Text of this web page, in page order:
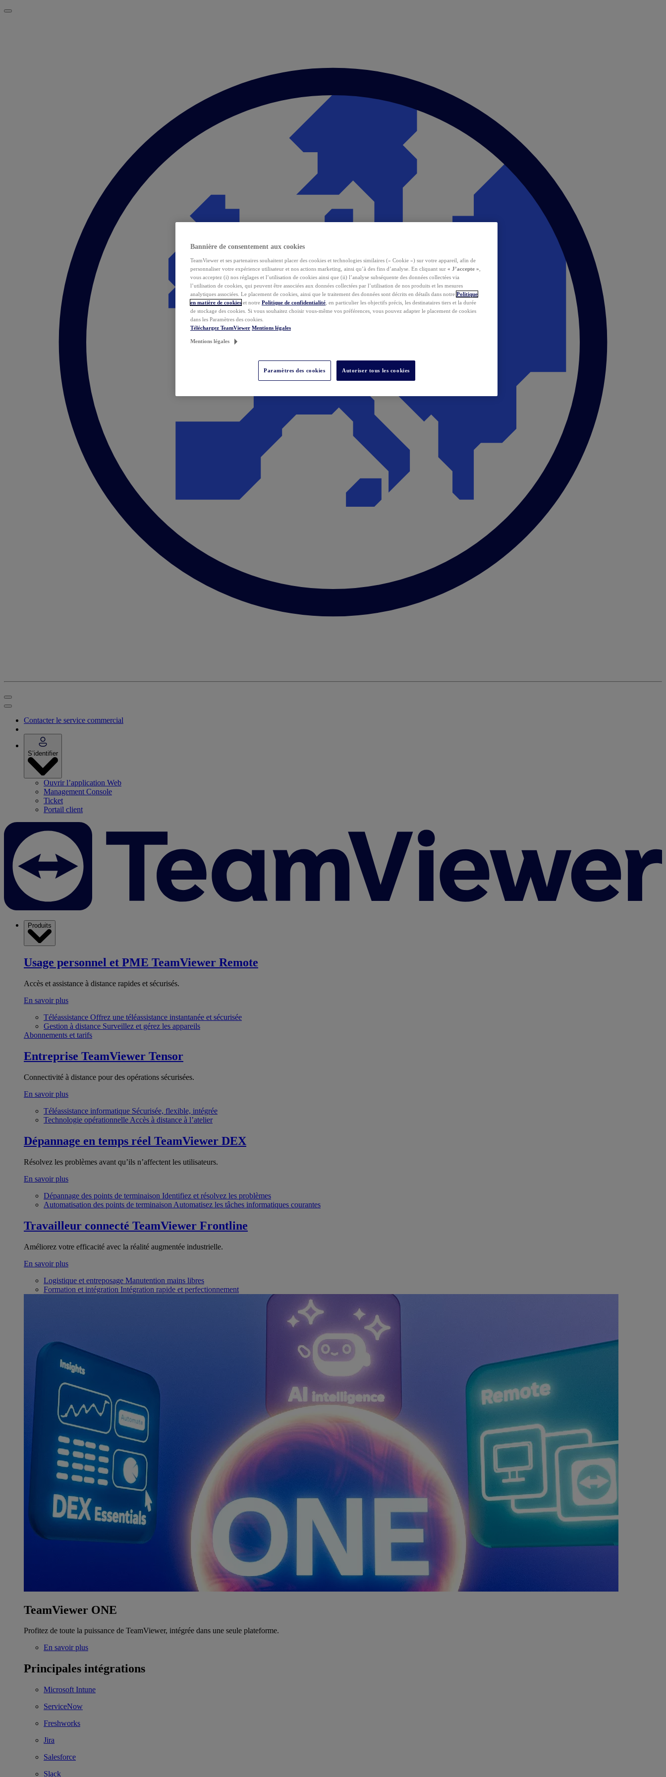
Contacter le service commercial
S’identifier
Ouvrir l’application Web
Management Console
Ticket
Portail client
Produits
Usage personnel et PME TeamViewer Remote
Accès et assistance à distance rapides et sécurisés.
En savoir plus
Téléassistance Offrez une téléassistance instantanée et sécurisée
Gestion à distance Surveillez et gérez les appareils
Abonnements et tarifs
Entreprise TeamViewer Tensor
Connectivité à distance pour des opérations sécurisées.
En savoir plus
Téléassistance informatique Sécurisée, flexible, intégrée
Technologie opérationnelle Accès à distance à l’atelier
Dépannage en temps réel TeamViewer DEX
Résolvez les problèmes avant qu’ils n’affectent les utilisateurs.
En savoir plus
Dépannage des points de terminaison Identifiez et résolvez les problèmes
Automatisation des points de terminaison Automatisez les tâches informatiques courantes
Travailleur connecté TeamViewer Frontline
Améliorez votre efficacité avec la réalité augmentée industrielle.
En savoir plus
Logistique et entreposage Manutention mains libres
Formation et intégration Intégration rapide et perfectionnement
TeamViewer ONE
Profitez de toute la puissance de TeamViewer, intégrée dans une seule plateforme.
En savoir plus
Principales intégrations
Microsoft Intune
ServiceNow
Freshworks
Jira
Salesforce
Slack
Bannière de consentement aux cookies
TeamViewer et ses partenaires souhaitent placer des cookies et technologies similaires (« Cookie ») sur votre appareil, afin de
personnaliser votre expérience utilisateur et nos actions marketing, ainsi qu’à des fins d’analyse. En cliquant sur « J’accepte »
vous acceptez (i) nos réglages et l’utilisation de cookies ainsi que (ii) l’analyse subséquente des données collectées via
l’utilisation de cookies, qui peuvent être associées aux données collectées par l’utilisation de nos produits et les mesures
analytiques associées. Le placement de cookies, ainsi que le traitement des données sont décrits en détails dans notre Politique
en matière de cookies et notre Politique de confidentialité , en particulier les objectifs précis, les destinataires tiers et la durée
de stockage des cookies. Si vous souhaitez choisir vous-même vos préférences, vous pouvez adapter le placement de cookies
dans les Paramètres des cookies.
Téléchargez TeamViewer Mentions légales
Mentions légales
Paramètres des cookies Autoriser tous les cookies